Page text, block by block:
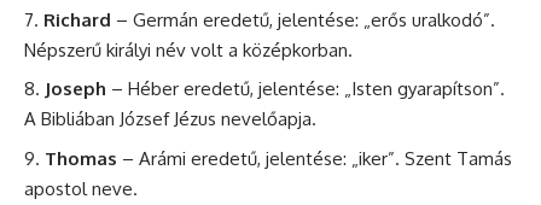
Richard – Germán eredetű, jelentése: „erős uralkodó”.
Népszerű királyi név volt a középkorban.
Joseph – Héber eredetű, jelentése: „Isten gyarapítson”.
A Bibliában JózsefJézus nevelőapja.
Thomas – Arámi eredetű, jelentése: „iker”. Szent Tamás
apostol neve.